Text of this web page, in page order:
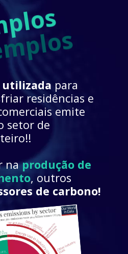
para
residências e
emite
setor de
na produção de
, outros
de carbono!